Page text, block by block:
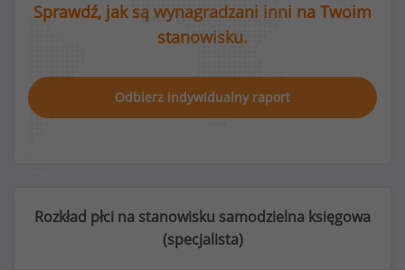
Sprawdź, jak są wynagradzani inni na Twoim
stanowisku.
Odbierz indywidualny raport
Rozkład płci na stanowisku samodzielna księgowa
(specjalista)